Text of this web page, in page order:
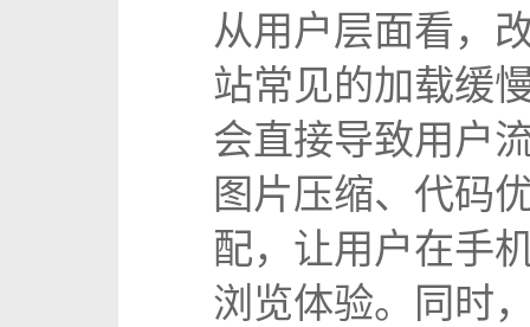
从用户层面看，
站常见的加载缓
会直接导致用户
图片压缩、代码
配，让用户在手
浏览体验。同时